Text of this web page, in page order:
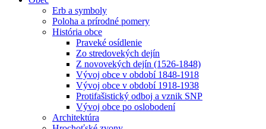
Erb a symboly
Poloha a prírodné pomery
História obce
Praveké osídlenie
Zo stredovekých dejín
Z novovekých dejín (1526-1848)
Vývoj obce v období 1848-1918
Vývoj obce v období 1918-1938
Protifašistický odboj a vznik SNP
Vývoj obce po oslobodení
Architektúra